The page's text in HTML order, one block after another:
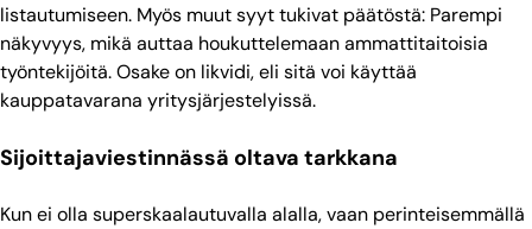
listautumiseen. Myös muut syyt tukivat päätöstä: Parempi
näkyvyys, mikä auttaa houkuttelemaan ammattitaitoisia
työntekijöitä. Osake on likvidi, eli sitä voi käyttää
kauppatavarana yritysjärjestelyissä.
Sijoittajaviestinnässä oltava tarkkana
Kun ei olla superskaalautuvalla alalla, vaan perinteisemmällä